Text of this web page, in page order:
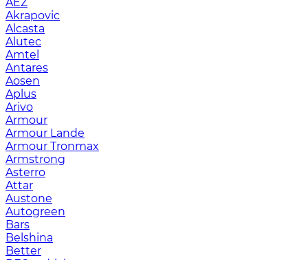
Akrapovic
Alcasta
Alutec
Amtel
Antares
Aosen
Aplus
Arivo
Armour
Armour Lande
Armour Tronmax
Armstrong
Asterro
Attar
Austone
Autogreen
Bars
Belshina
Better